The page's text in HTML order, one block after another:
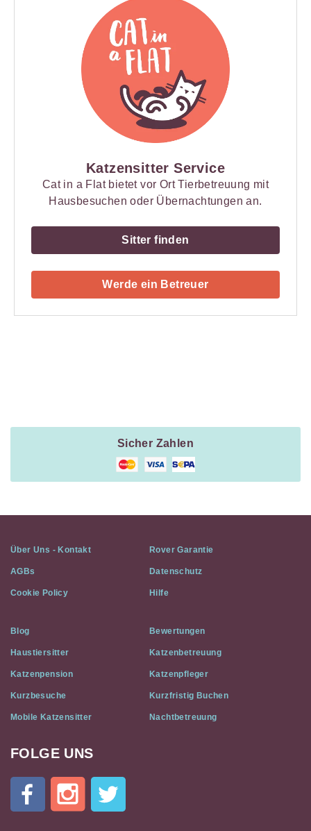
Katzensitter Service
Cat in a Flat bietet vor Ort Tierbetreuung mit
Hausbesuchen oder Übernachtungen an.
Sitter finden
Werde ein Betreuer
Sicher Zahlen
Über Uns - Kontakt Rover Garantie
AGBs Datenschutz
Cookie Policy Hilfe
Blog Bewertungen
Haustiersitter Katzenbetreuung
Katzenpension Katzenpfleger
Kurzbesuche Kurzfristig Buchen
Mobile Katzensitter Nachtbetreuung
Cat
Flat
FOLGE UNS